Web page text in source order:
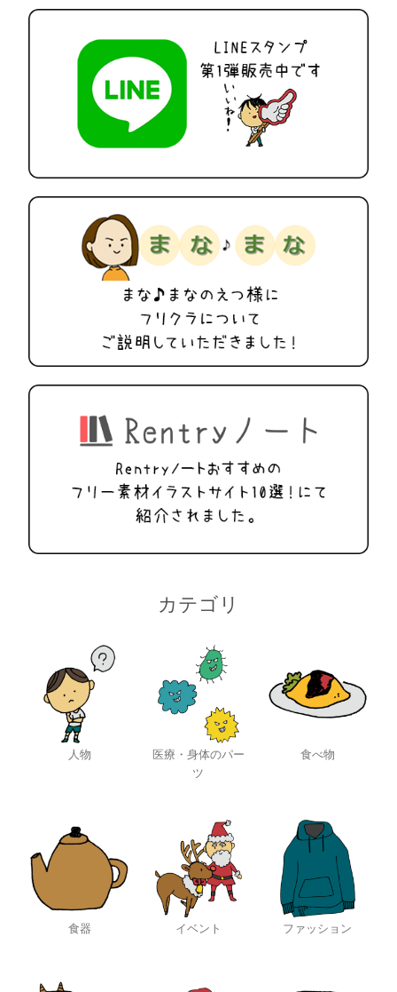
カテゴリ
人物
医療・身体のパー
ツ
食べ物
食器 イベント ファッション